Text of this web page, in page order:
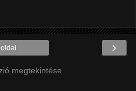
›
megtekintése